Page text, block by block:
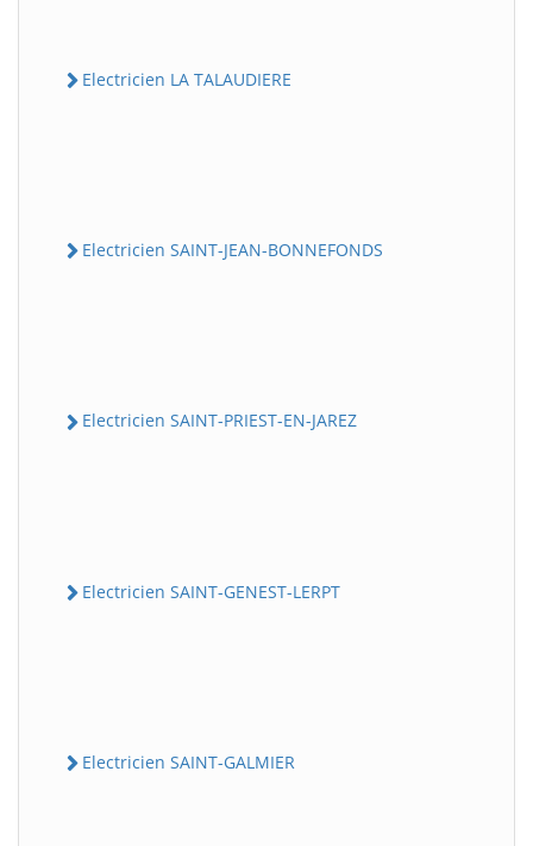
Electricien LA TALAUDIERE
Electricien SAINT-JEAN-BONNEFONDS
Electricien SAINT-PRIEST-EN-JAREZ
Electricien SAINT-GENEST-LERPT
Electricien SAINT-GALMIER